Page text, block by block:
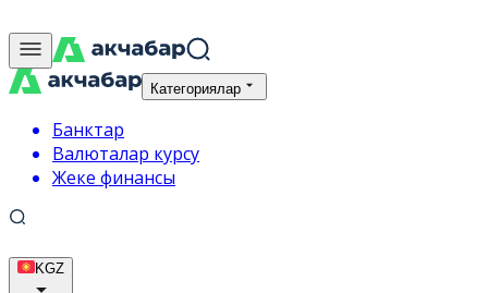
Категориялар
Банктар
Валюталар курсу
Жеке финансы
KGZ